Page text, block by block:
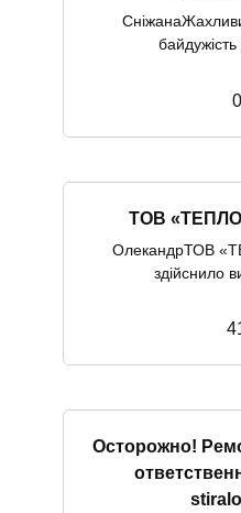
0
ТОВ
ОлекандрТОВ
здійснило
4
Осторожно!